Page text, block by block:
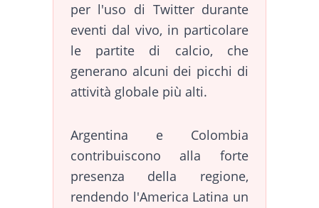
per l'uso di Twitter durante
eventi dal vivo, in particolare
le partite di calcio, che
generano alcuni dei picchi di
attività globale più alti.
Argentina e Colombia
contribuiscono alla forte
presenza della regione,
rendendo l'America Latina un